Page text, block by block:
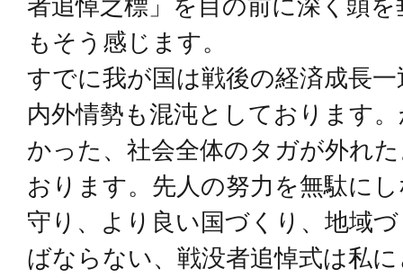
もそう感じます。
すでに我が国は戦後の経済成長
内外情勢も混沌としております
かった、社会全体のタガが外れ
おります。先人の努力を無駄に
守り、より良い国づくり、地域
ばならない、戦没者追悼式は私